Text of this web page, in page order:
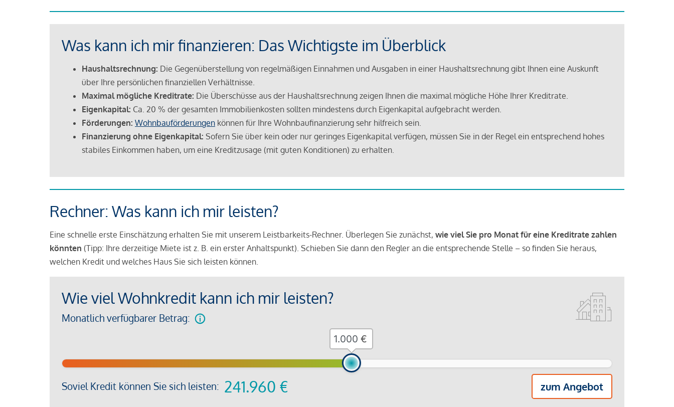
Was kann ich mir finanzieren: Das Wichtigste im Überblick
Haushaltsrechnung: Die Gegenüberstellung von regelmäßigen Einnahmen und Ausgaben in einer Haushaltsrechnung gibt Ihnen eine Auskunft
über Ihre persönlichen finanziellen Verhältnisse.
Maximal mögliche Kreditrate: Die Überschüsse aus der Haushaltsrechnung zeigen Ihnen die maximal mögliche Höhe Ihrer Kreditrate.
Eigenkapital: Ca. 20 % der gesamten Immobilienkosten sollten mindestens durch Eigenkapital aufgebracht werden.
Förderungen: Wohnbauförderungen können für Ihre Wohnbaufinanzierung sehr hilfreich sein.
Finanzierung ohne Eigenkapital: Sofern Sie über kein oder nur geringes Eigenkapital verfügen, müssen Sie in der Regel ein entsprechend hohes
stabiles Einkommen haben, um eine Kreditzusage (mit guten Konditionen) zu erhalten.
Rechner: Was kann ich mir leisten?
Eine schnelle erste Einschätzung erhalten Sie mit unserem Leistbarkeits-Rechner. Überlegen Sie zunächst, wie viel Sie pro Monat für eine Kreditrate zahlen
könnten (Tipp: Ihre derzeitige Miete ist z. B. ein erster Anhaltspunkt). Schieben Sie dann den Regler an die entsprechende Stelle – so finden Sie heraus,
welchen Kredit und welches Haus Sie sich leisten können.
Wie viel Wohnkredit kann ich mir leisten?
Monatlich verfügbarer Betrag:
Soviel Kredit können Sie sich leisten: 241.960 € zum Angebot
€